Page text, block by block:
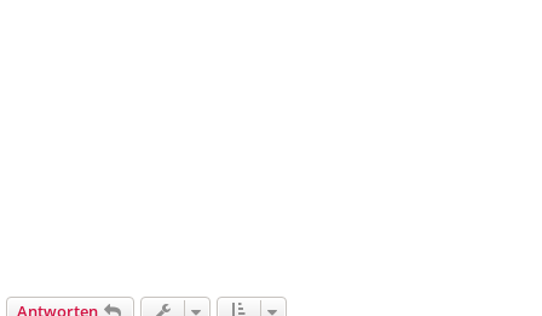
Antworten